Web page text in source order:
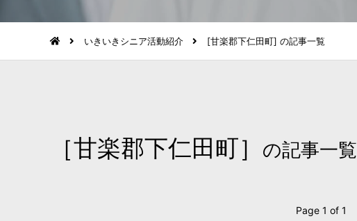
いきいきシニア活動紹介 [甘楽郡下仁田町] の記事一覧
［甘楽郡下仁田町］ の記事一覧
Page 1 of 1